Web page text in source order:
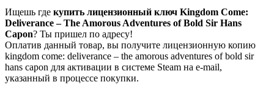
Ищешь где купить лицензионный ключ Kingdom Come:
Deliverance – The Amorous Adventures of Bold Sir Hans
Capon? Ты пришел по адресу!
Оплатив данный товар, вы получите лицензионную копию
kingdom come: deliverance – the amorous adventures of bold sir
hans capon для активации в системе Steam на e-mail,
указанный в процессе покупки.